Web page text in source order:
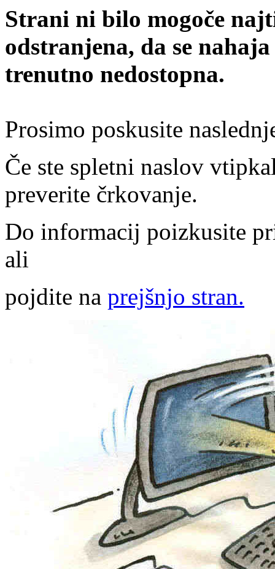
Strani ni bilo mogoče
odstranjena, da se
trenutno nedostopna.
Prosimo poskusite
Če ste spletni naslov
preverite črkovanje.
Do informacij poizkusite
ali
pojdite na prejšnjo stran.